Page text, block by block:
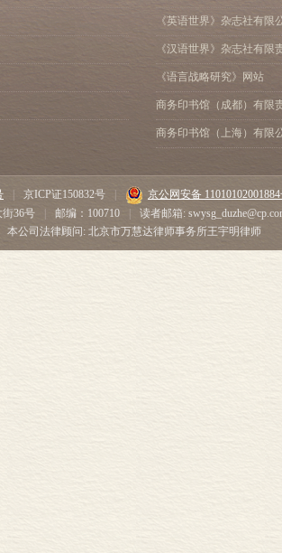
《英语世界》杂志社有限
《汉语世界》杂志社有限
《语言战略研究》网站
商务印书馆（成都）有限
商务印书馆（上海）有限
京ICP证150832号
京公网安备
36号
邮编：100710
读者邮箱:
本公司法律顾问: 北京市万慧达律师事务所王宇明律师